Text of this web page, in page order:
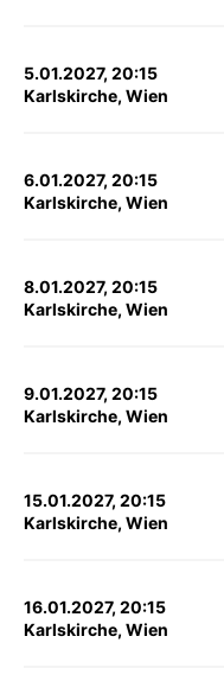
5.01.2027, 20:15
Karlskirche, Wien
6.01.2027, 20:15
Karlskirche, Wien
8.01.2027, 20:15
Karlskirche, Wien
9.01.2027, 20:15
Karlskirche, Wien
15.01.2027, 20:15
Karlskirche, Wien
16.01.2027, 20:15
Karlskirche, Wien